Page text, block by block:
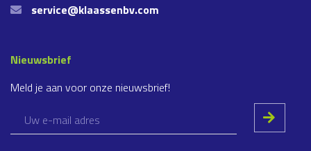
service@klaassenbv.com
Nieuwsbrief
Meld je aan voor onze nieuwsbrief!